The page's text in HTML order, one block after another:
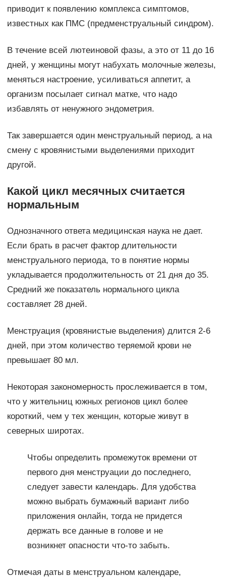
приводит к появлению комплекса симптомов,
известных как ПМС (предменструальный синдром).
В течение всей лютеиновой фазы, а это от 11 до 16
дней, у женщины могут набухать молочные железы,
меняться настроение, усиливаться аппетит, а
организм посылает сигнал матке, что надо
избавлять от ненужного эндометрия.
Так завершается один менструальный период, а на
смену с кровянистыми выделениями приходит
другой.
Какой цикл месячных считается
нормальным
Однозначного ответа медицинская наука не дает.
Если брать в расчет фактор длительности
менструального периода, то в понятие нормы
укладывается продолжительность от 21 дня до 35.
Средний же показатель нормального цикла
составляет 28 дней.
Менструация (кровянистые выделения) длится 2-6
дней, при этом количество теряемой крови не
превышает 80 мл.
Некоторая закономерность прослеживается в том,
что у жительниц южных регионов цикл более
короткий, чем у тех женщин, которые живут в
северных широтах.
Чтобы определить промежуток времени от
первого дня менструации до последнего,
следует завести календарь. Для удобства
можно выбрать бумажный вариант либо
приложения онлайн, тогда не придется
держать все данные в голове и не
возникнет опасности что-то забыть.
Отмечая даты в менструальном календаре,